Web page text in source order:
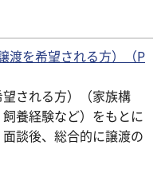
渡を希望される方）（P
される方）（家族構
養経験など）をもとに
談後、総合的に譲渡の